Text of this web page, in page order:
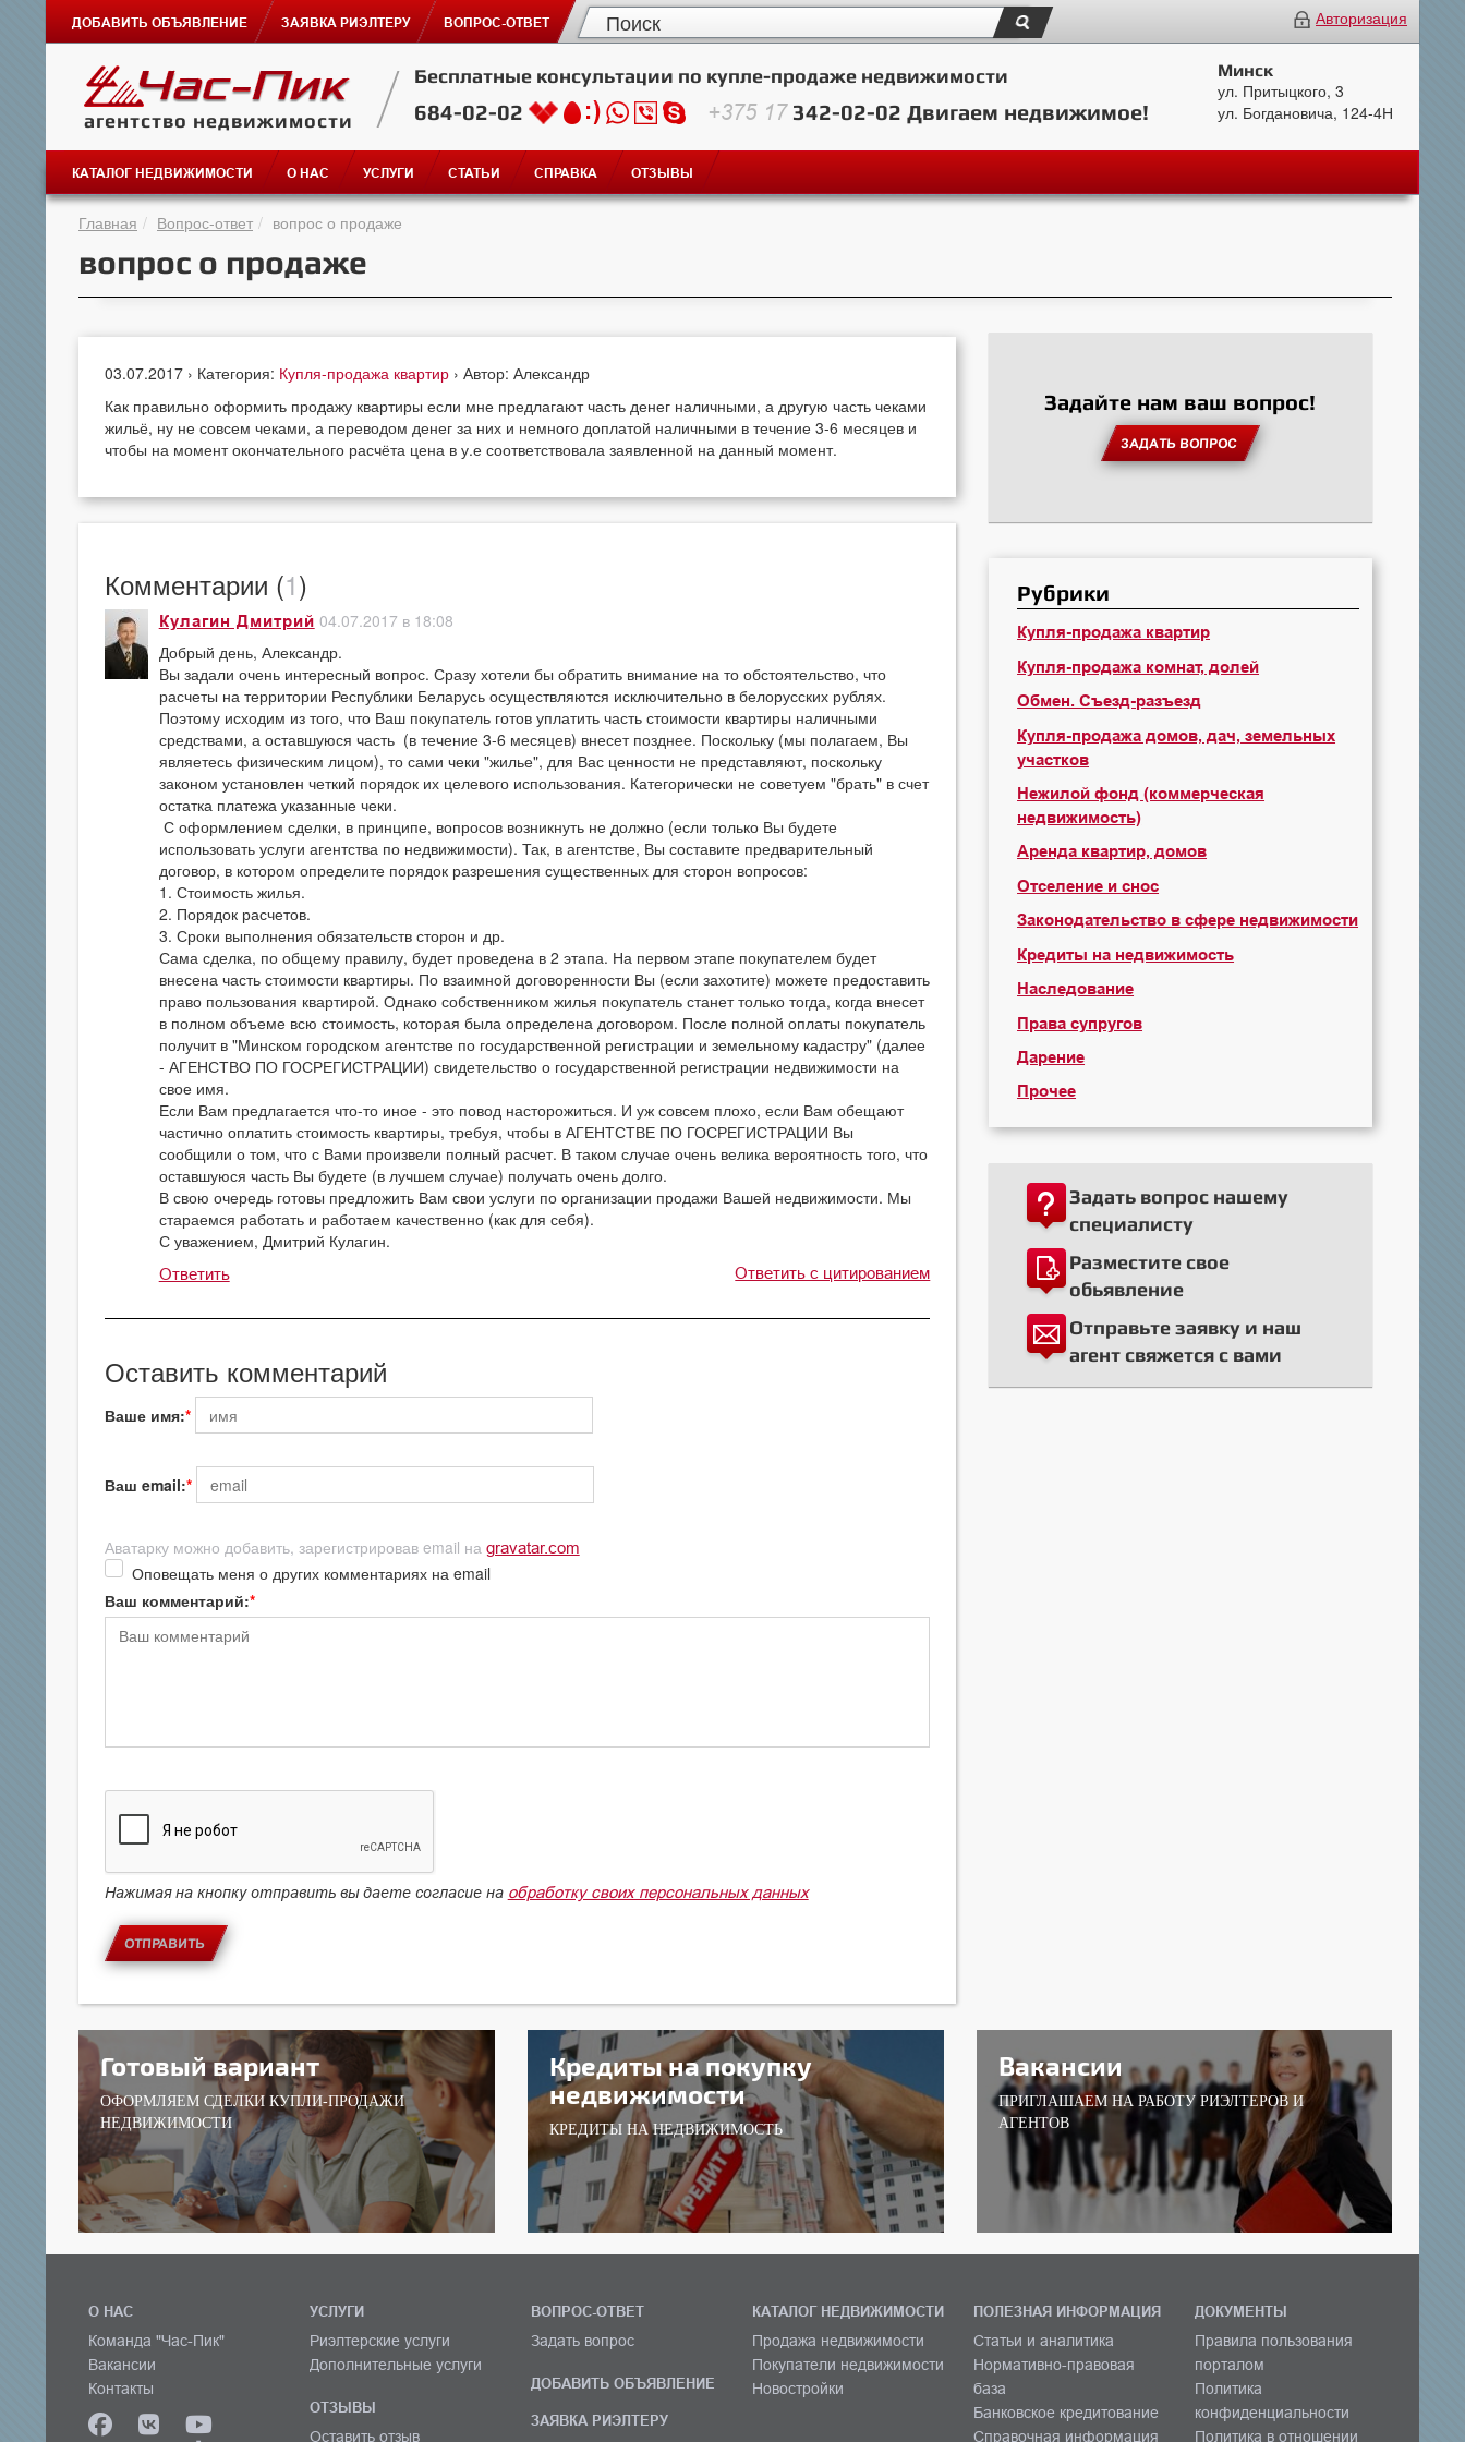
ДОБАВИТЬ ОБЪЯВЛЕНИЕ ЗАЯВКА РИЭЛТЕРУ ВОПРОС-ОТВЕТ Авторизация
агентство недвижимости
Бесплатные консультации по купле-продаже недвижимости
684-02-02 +375 17342-02-02 Двигаем недвижимое!
Минск
ул. Притыцкого, 3
ул. Богдановича, 124-4Н
КАТАЛОГ НЕДВИЖИМОСТИ О НАС УСЛУГИ СТАТЬИ СПРАВКА ОТЗЫВЫ
Главная Вопрос-ответ вопрос о продаже
вопрос о продаже
03.07.2017 › Категория: Купля-продажа квартир › Автор: Александр
Как правильно оформить продажу квартиры если мне предлагают часть денег наличными, а другую часть чеками
жильё, ну не совсем чеками, а переводом денег за них и немного доплатой наличными в течение 3-6 месяцев и
чтобы на момент окончательного расчёта цена в у.е соответствовала заявленной на данный момент.
Комментарии (1)
Кулагин Дмитрий 04.07.2017 в 18:08
Добрый день, Александр.
Вы задали очень интересный вопрос. Сразу хотели бы обратить внимание на то обстоятельство, что
расчеты на территории Республики Беларусь осуществляются исключительно в белорусских рублях.
Поэтому исходим из того, что Ваш покупатель готов уплатить часть стоимости квартиры наличными
средствами, а оставшуюся часть (в течение 3-6 месяцев) внесет позднее. Поскольку (мы полагаем, Вы
являетесь физическим лицом), то сами чеки "жилье", для Вас ценности не представляют, поскольку
законом установлен четкий порядок их целевого использования. Категорически не советуем "брать" в счет
остатка платежа указанные чеки.
С оформлением сделки, в принципе, вопросов возникнуть не должно (если только Вы будете
использовать услуги агентства по недвижимости). Так, в агентстве, Вы составите предварительный
договор, в котором определите порядок разрешения существенных для сторон вопросов:
1. Стоимость жилья.
2. Порядок расчетов.
3. Сроки выполнения обязательств сторон и др.
Сама сделка, по общему правилу, будет проведена в 2 этапа. На первом этапе покупателем будет
внесена часть стоимости квартиры. По взаимной договоренности Вы (если захотите) можете предоставить
право пользования квартирой. Однако собственником жилья покупатель станет только тогда, когда внесет
в полном объеме всю стоимость, которая была определена договором. После полной оплаты покупатель
получит в "Минском городском агентстве по государственной регистрации и земельному кадастру" (далее
- АГЕНСТВО ПО ГОСРЕГИСТРАЦИИ) свидетельство о государственной регистрации недвижимости на
свое имя.
Если Вам предлагается что-то иное - это повод насторожиться. И уж совсем плохо, если Вам обещают
частично оплатить стоимость квартиры, требуя, чтобы в АГЕНТСТВЕ ПО ГОСРЕГИСТРАЦИИ Вы
сообщили о том, что с Вами произвели полный расчет. В таком случае очень велика вероятность того, что
оставшуюся часть Вы будете (в лучшем случае) получать очень долго.
В свою очередь готовы предложить Вам свои услуги по организации продажи Вашей недвижимости. Мы
стараемся работать и работаем качественно (как для себя).
С уважением, Дмитрий Кулагин.
Ответить Ответить с цитированием
Оставить комментарий
Ваше имя:
Ваш email:
Аватарку можно добавить, зарегистрировав email на gravatar.com
Оповещать меня о других комментариях на email
Ваш комментарий:
Нажимая на кнопку отправить вы даете согласие на обработку своих персональных данных
ОТПРАВИТЬ
Задайте нам ваш вопрос!
ЗАДАТЬ ВОПРОС
Рубрики
Купля-продажа квартир
Купля-продажа комнат, долей
Обмен. Съезд-разъезд
Купля-продажа домов, дач, земельных
участков
Нежилой фонд (коммерческая
недвижимость)
Аренда квартир, домов
Отселение и снос
Законодательство в сфере недвижимости
Кредиты на недвижимость
Наследование
Права супругов
Дарение
Прочее
Задать вопрос нашему
специалисту
Разместите свое
обьявление
Отправьте заявку и наш
агент свяжется с вами
Готовый вариант
ОФОРМЛЯЕМ СДЕЛКИ КУПЛИ-ПРОДАЖИ
НЕДВИЖИМОСТИ
Кредиты на покупку
недвижимости
КРЕДИТЫ НА НЕДВИЖИМОСТЬ
Вакансии
ПРИГЛАШАЕМ НА РАБОТУ РИЭЛТЕРОВ И
АГЕНТОВ
О НАС
Команда "Час-Пик"
Вакансии
Контакты
УСЛУГИ
Риэлтерские услуги
Дополнительные услуги
ОТЗЫВЫ
Оставить отзыв
ВОПРОС-ОТВЕТ
Задать вопрос
ДОБАВИТЬ ОБЪЯВЛЕНИЕ
ЗАЯВКА РИЭЛТЕРУ
КАТАЛОГ НЕДВИЖИМОСТИ
Продажа недвижимости
Покупатели недвижимости
Новостройки
ПОЛЕЗНАЯ ИНФОРМАЦИЯ
Статьи и аналитика
Нормативно-правовая
база
Банковское кредитование
Справочная информация
ДОКУМЕНТЫ
Правила пользования
порталом
Политика
конфиденциальности
Политика в отношении